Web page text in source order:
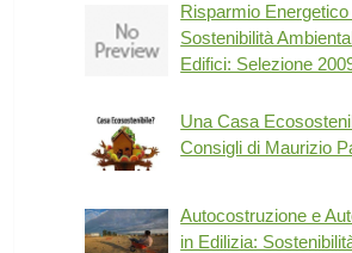
Risparmio Energetico
Sostenibilità
Edifici: Selezione
Una Casa
Consigli di Maurizio
Autocostruzione e
in Edilizia: